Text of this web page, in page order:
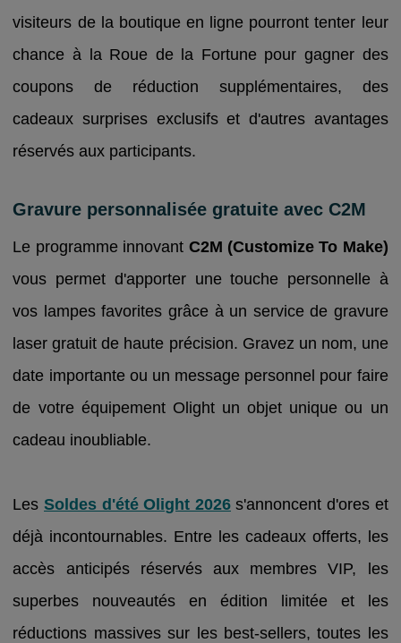
visiteurs de la boutique en ligne pourront tenter leur
chance à la Roue de la Fortune pour gagner des
coupons de réduction supplémentaires, des
cadeaux surprises exclusifs et d'autres avantages
réservés aux participants.
Gravure personnalisée gratuite avec C2M
Le programme innovant C2M (Customize To Make)
vous permet d'apporter une touche personnelle à
vos lampes favorites grâce à un service de gravure
laser gratuit de haute précision. Gravez un nom, une
date importante ou un message personnel pour faire
de votre équipement Olight un objet unique ou un
cadeau inoubliable.
Les Soldes d'été Olight 2026s'annoncent d'ores et
déjà incontournables. Entre les cadeaux offerts, les
accès anticipés réservés aux membres VIP, les
superbes nouveautés en édition limitée et les
réductions massives sur les best-sellers, toutes les